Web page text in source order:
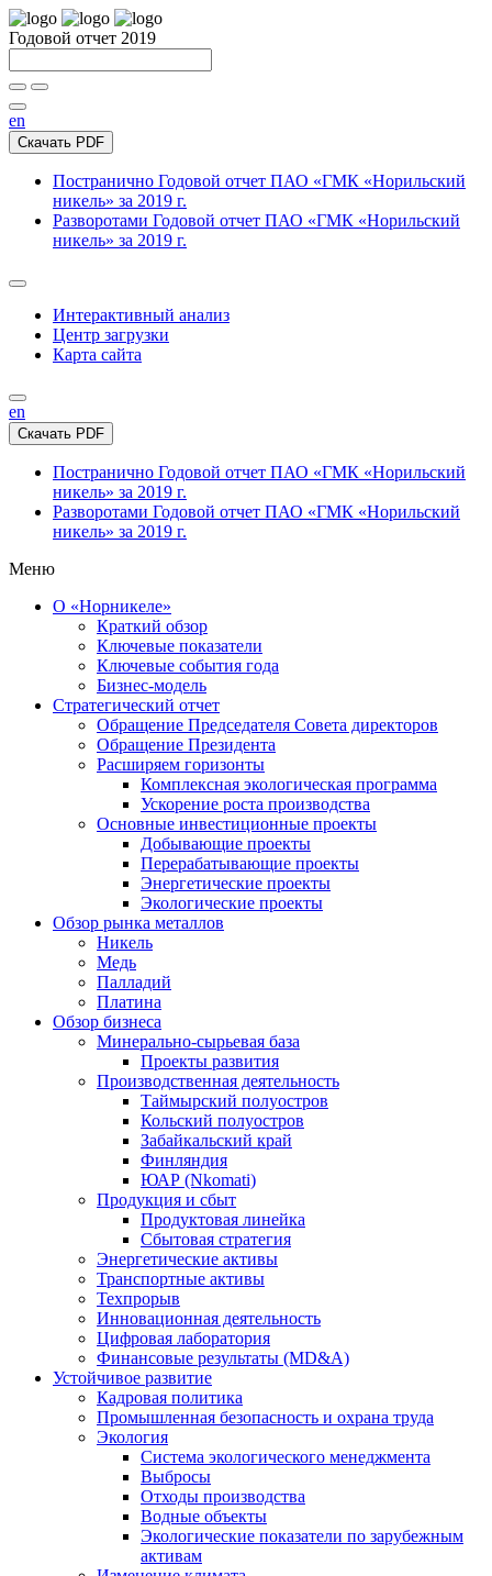
Годовой отчет 2019
en
Скачать PDF
Постранично Годовой отчет ПАО «ГМК «Норильский
никель» за 2019 г.
Разворотами Годовой отчет ПАО «ГМК «Норильский
никель» за 2019 г.
Интерактивный анализ
Центр загрузки
Карта сайта
en
Скачать PDF
Постранично Годовой отчет ПАО «ГМК «Норильский
никель» за 2019 г.
Разворотами Годовой отчет ПАО «ГМК «Норильский
никель» за 2019 г.
Меню
О «Норникеле»
Краткий обзор
Ключевые показатели
Ключевые события года
Бизнес-модель
Стратегический отчет
Обращение Председателя Совета директоров
Обращение Президента
Расширяем горизонты
Комплексная экологическая программа
Ускорение роста производства
Основные инвестиционные проекты
Добывающие проекты
Перерабатывающие проекты
Энергетические проекты
Экологические проекты
Обзор рынка металлов
Никель
Медь
Палладий
Платина
Обзор бизнеса
Минерально-сырьевая база
Проекты развития
Производственная деятельность
Таймырский полуостров
Кольский полуостров
Забайкальский край
Финляндия
ЮАР (Nkomati)
Продукция и сбыт
Продуктовая линейка
Сбытовая стратегия
Энергетические активы
Транспортные активы
Техпрорыв
Инновационная деятельность
Цифровая лаборатория
Финансовые результаты (MD&A)
Устойчивое развитие
Кадровая политика
Промышленная безопасность и охрана труда
Экология
Система экологического менеджмента
Выбросы
Отходы производства
Водные объекты
Экологические показатели по зарубежным
активам